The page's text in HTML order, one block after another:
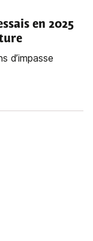
en 2025
d’impasse